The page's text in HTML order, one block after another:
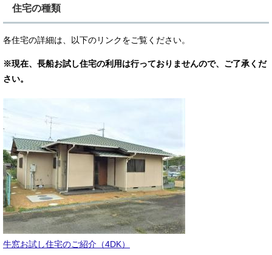
住宅の種類
各住宅の詳細は、以下のリンクをご覧ください。
※現在、長船お試し住宅の利用は行っておりませんので、ご了承くだ
さい。
牛窓お試し住宅のご紹介（4DK）